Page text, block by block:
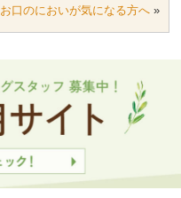
お口のにおいが気になる方へ»